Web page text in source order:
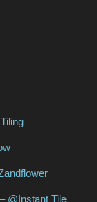
@Instant Tile